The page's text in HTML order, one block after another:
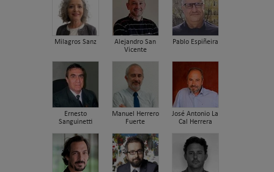
Milagros Sanz
Alejandro San
Vicente
Pablo Espiñeira
Ernesto
Sanguinetti
Manuel Herrero
Fuerte
José Antonio La
Cal Herrera